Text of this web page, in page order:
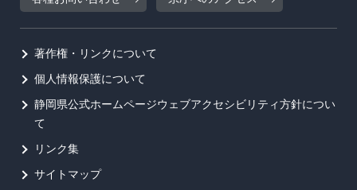
著作権・リンクについて
個人情報保護について
静岡県公式ホームページウェブアクセシビリティ方針につい
て
リンク集
サイトマップ